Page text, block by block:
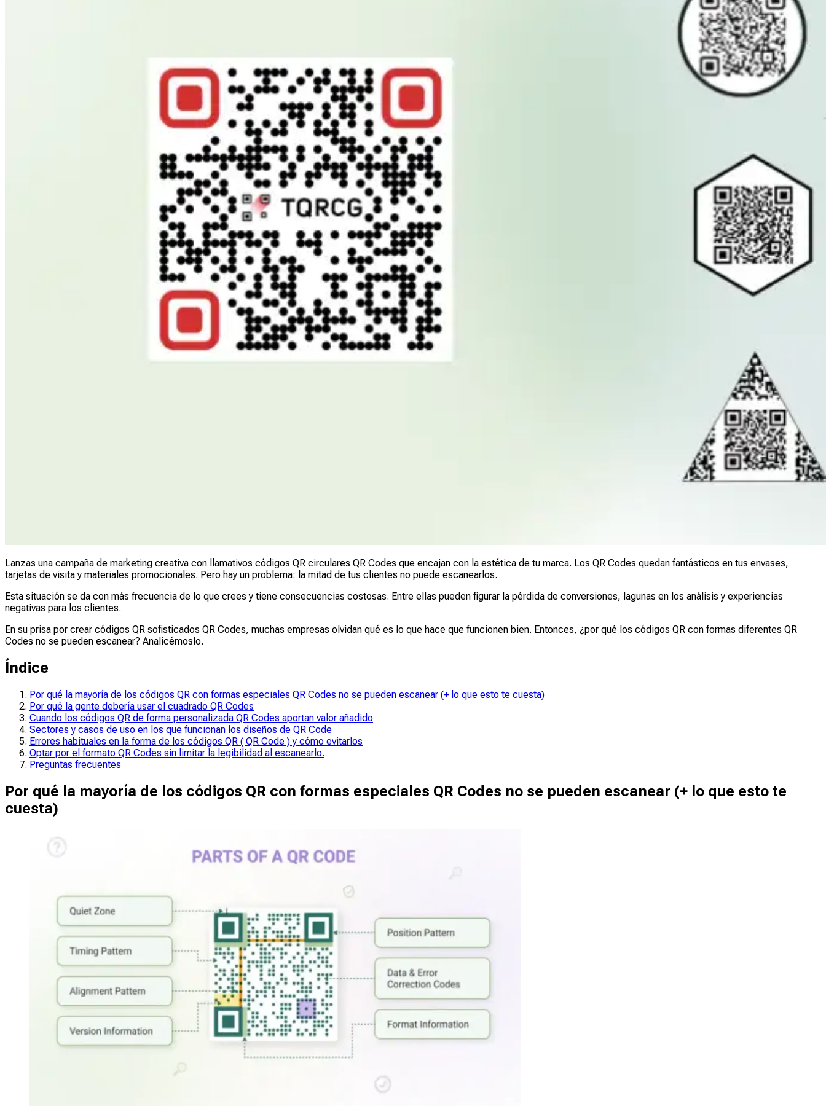
Lanzas una campaña de marketing creativa con llamativos códigos QR circulares QR Codes que encajan con la estética de tu marca. Los QR Codes quedan fantásticos en tus envases,
tarjetas de visita y materiales promocionales. Pero hay un problema: la mitad de tus clientes no puede escanearlos.
Esta situación se da con más frecuencia de lo que crees y tiene consecuencias costosas. Entre ellas pueden figurar la pérdida de conversiones, lagunas en los análisis y experiencias
negativas para los clientes.
En su prisa por crear códigos QR sofisticados QR Codes, muchas empresas olvidan qué es lo que hace que funcionen bien. Entonces, ¿por qué los códigos QR con formas diferentes QR
Codes no se pueden escanear? Analicémoslo.
Índice
Por qué la mayoría de los códigos QR con formas especiales QR Codes no se pueden escanear (+ lo que esto te cuesta)
Por qué la gente debería usar el cuadrado QR Codes
Cuando los códigos QR de forma personalizada QR Codes aportan valor añadido
Sectores y casos de uso en los que funcionan los diseños de QR Code
Errores habituales en la forma de los códigos QR ( QR Code ) y cómo evitarlos
Optar por el formato QR Codes sin limitar la legibilidad al escanearlo.
Preguntas frecuentes
Por qué la mayoría de los códigos QR con formas especiales QR Codes no se pueden escanear (+ lo que esto te
cuesta)